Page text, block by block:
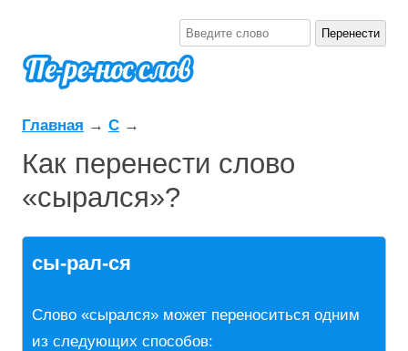
Главная → С →
Как перенести слово
«сырался»?
сы-рал-ся
Слово «сырался» может переноситься одним
из следующих способов: